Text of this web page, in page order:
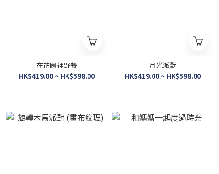
在花園裡野餐
HK$419.00 ~ HK$598.00
月光派對
HK$419.00 ~ HK$598.00